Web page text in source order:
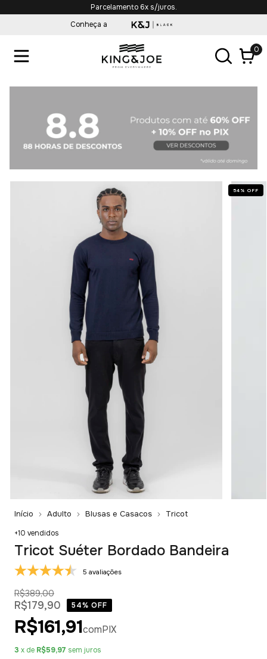
Parcelamento 6x s/juros.
Conheça a
0
54 % OFF
Início Adulto Blusas e Casacos Tricot
+10 vendidos
Tricot Suéter Bordado Bandeira
5 avaliações
R$389,00
R$179,90 54% OFF
R$161,91comPIX
3 x de R$59,97 sem juros